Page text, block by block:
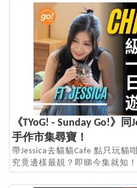
《TYoG! - Sunday Go!》
手作市集尋寶！
帶Jessica去貓貓Cafe 點只玩貓
究竟邊樣最靚？即睇今集就知！